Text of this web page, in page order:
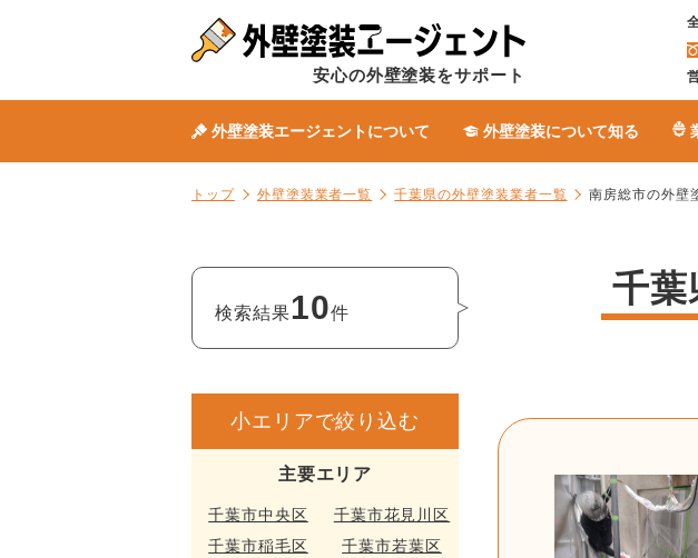
安心の外壁塗装をサポート
外壁塗装エージェントについて 外壁塗装について知る
トップ 外壁塗装業者一覧 千葉県の外壁塗装業者一覧 南房総市の外壁
検索結果10件
小エリアで絞り込む
主要エリア
千葉市中央区
千葉市花見川区
千葉市稲毛区
千葉市若葉区
千葉